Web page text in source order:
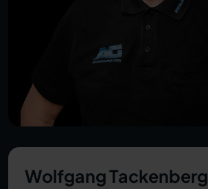
Wolfgang Tackenberg